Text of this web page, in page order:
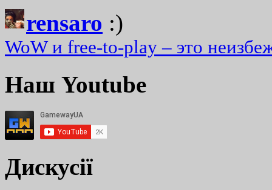
rensaro :)
WoW и free-to-play – это
Наш Youtube
Дискусії